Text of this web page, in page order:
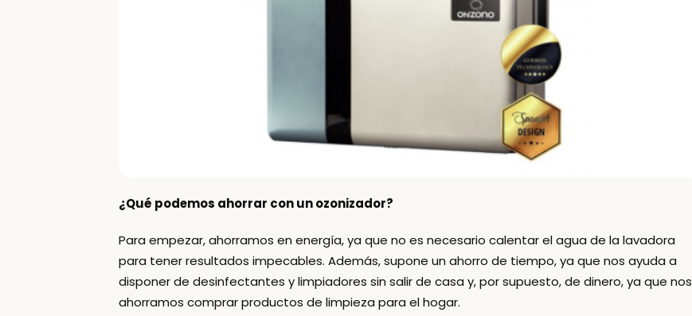
¿Qué podemos ahorrar con un ozonizador?
Para empezar, ahorramos en energía, ya que no es necesario calentar el agua de la lavadora
para tener resultados impecables. Además, supone unahorro de tiempo, ya que nos ayuda a
disponer de desinfectantes y limpiadores sin salir de casa y, por supuesto,de dinero, ya que nos
ahorramos comprar productos de limpieza para el hogar.